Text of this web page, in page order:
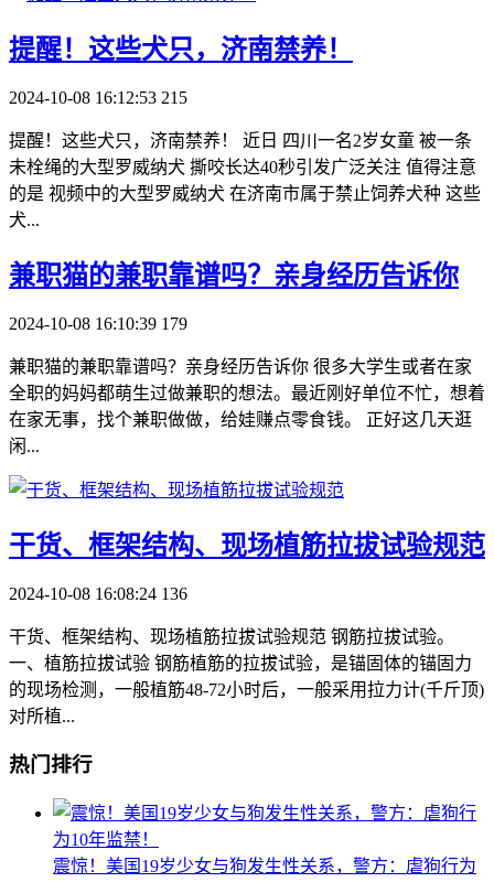
​提醒！这些犬只，济南禁养！
2024-10-08 16:12:53 215
提醒！这些犬只，济南禁养！ 近日 四川一名2岁女童 被一条
未栓绳的大型罗威纳犬 撕咬长达40秒引发广泛关注 值得注意
的是 视频中的大型罗威纳犬 在济南市属于禁止饲养犬种 这些
犬...
​兼职猫的兼职靠谱吗？亲身经历告诉你
2024-10-08 16:10:39 179
兼职猫的兼职靠谱吗？亲身经历告诉你 很多大学生或者在家
全职的妈妈都萌生过做兼职的想法。最近刚好单位不忙，想着
在家无事，找个兼职做做，给娃赚点零食钱。 正好这几天逛
闲...
​干货、框架结构、现场植筋拉拔试验规范
2024-10-08 16:08:24 136
干货、框架结构、现场植筋拉拔试验规范 钢筋拉拔试验。
一、植筋拉拔试验 钢筋植筋的拉拔试验，是锚固体的锚固力
的现场检测，一般植筋48-72小时后，一般采用拉力计(千斤顶)
对所植...
热门排行
​震惊！美国19岁少女与狗发生性关系，警方：虐狗行为